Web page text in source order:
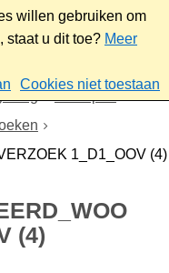
willen gebruiken om
staat u dit toe? Meer
Cookies niet toestaan
Wet open
1_D1_OOV (4)
(4)